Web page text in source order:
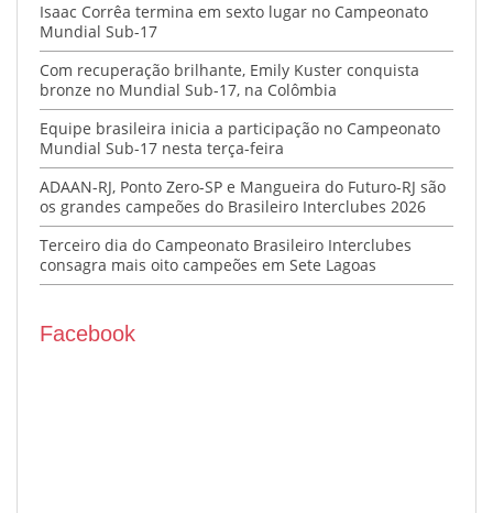
Isaac Corrêa termina em sexto lugar no Campeonato
Mundial Sub-17
Com recuperação brilhante, Emily Kuster conquista
bronze no Mundial Sub-17, na Colômbia
Equipe brasileira inicia a participação no Campeonato
Mundial Sub-17 nesta terça-feira
ADAAN-RJ, Ponto Zero-SP e Mangueira do Futuro-RJ são
os grandes campeões do Brasileiro Interclubes 2026
Terceiro dia do Campeonato Brasileiro Interclubes
consagra mais oito campeões em Sete Lagoas
Facebook